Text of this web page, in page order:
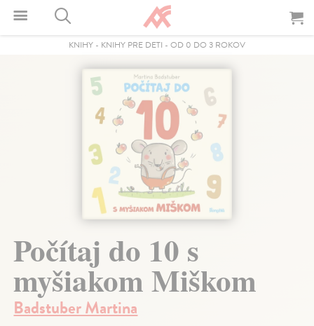
KNIHY - KNIHY PRE DETI - OD 0 DO 3 ROKOV
Počítaj do 10 s
myšiakom Miškom
Badstuber Martina